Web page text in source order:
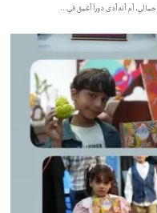
جمالي، أم أنه أدى دوراً أعمق في…